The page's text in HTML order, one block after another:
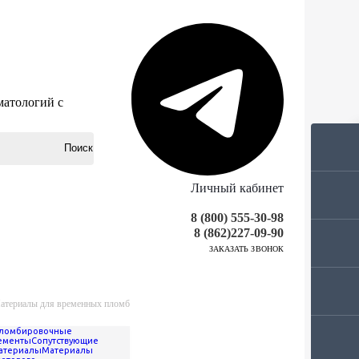
с
Личный кабинет
8 (800) 555-30-98
8 (862)227-09-90
ЗАКАЗАТЬ ЗВОНОК
для временных пломб
Сопутствующие
Материалы